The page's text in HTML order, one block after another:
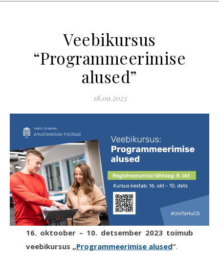
Veebikursus
“Programmeerimise
alused”
18.09.2023
16. oktoober – 10. detsember 2023 toimub
veebikursus „Programmeerimise alused“.